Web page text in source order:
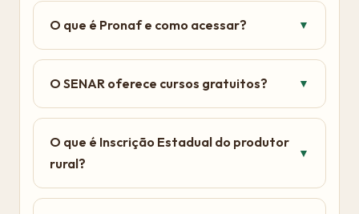
O que é Pronaf e como acessar? ▼
O SENAR oferece cursos gratuitos? ▼
O que é Inscrição Estadual do produtor
rural?
▼